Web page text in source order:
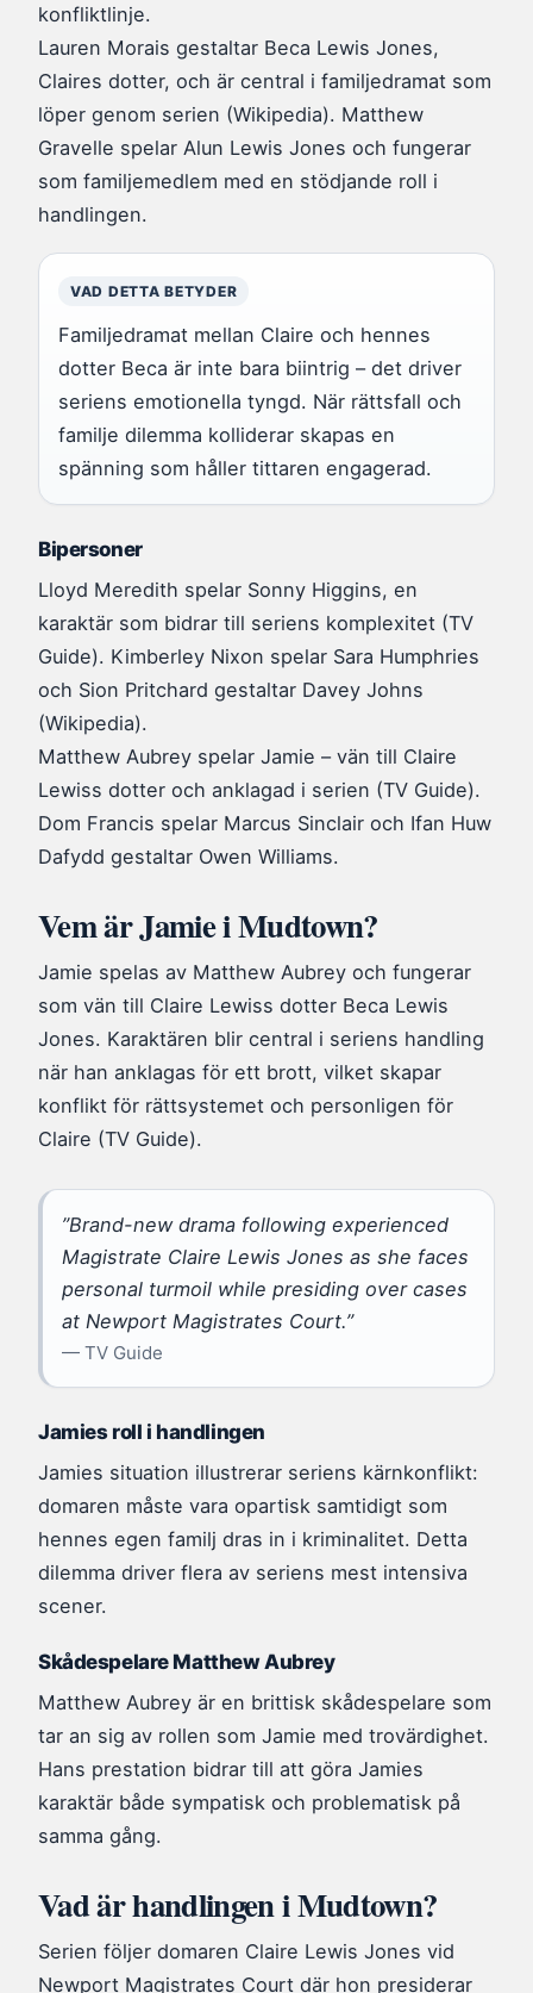
konfliktlinje.
Lauren Morais gestaltar Beca Lewis Jones,
Claires dotter, och är central i familjedramat som
löper genom serien (Wikipedia). Matthew
Gravelle spelar Alun Lewis Jones och fungerar
som familjemedlem med en stödjande roll i
handlingen.
VAD DETTA BETYDER
Familjedramat mellan Claire och hennes
dotter Beca är inte bara biintrig – det driver
seriens emotionella tyngd. När rättsfall och
familje dilemma kolliderar skapas en
spänning som håller tittaren engagerad.
Bipersoner
Lloyd Meredith spelar Sonny Higgins, en
karaktär som bidrar till seriens komplexitet (TV
Guide). Kimberley Nixon spelar Sara Humphries
och Sion Pritchard gestaltar Davey Johns
(Wikipedia).
Matthew Aubrey spelar Jamie – vän till Claire
Lewiss dotter och anklagad i serien (TV Guide).
Dom Francis spelar Marcus Sinclair och Ifan Huw
Dafydd gestaltar Owen Williams.
Vem är Jamie i Mudtown?
Jamie spelas av Matthew Aubrey och fungerar
som vän till Claire Lewiss dotter Beca Lewis
Jones. Karaktären blir central i seriens handling
när han anklagas för ett brott, vilket skapar
konflikt för rättsystemet och personligen för
Claire (TV Guide).
”Brand-new drama following experienced
Magistrate Claire Lewis Jones as she faces
personal turmoil while presiding over cases
at Newport Magistrates Court.”
— TV Guide
Jamies roll i handlingen
Jamies situation illustrerar seriens kärnkonflikt:
domaren måste vara opartisk samtidigt som
hennes egen familj dras in i kriminalitet. Detta
dilemma driver flera av seriens mest intensiva
scener.
Skådespelare Matthew Aubrey
Matthew Aubrey är en brittisk skådespelare som
tar an sig av rollen som Jamie med trovärdighet.
Hans prestation bidrar till att göra Jamies
karaktär både sympatisk och problematisk på
samma gång.
Vad är handlingen i Mudtown?
Serien följer domaren Claire Lewis Jones vid
Newport Magistrates Court där hon presiderar